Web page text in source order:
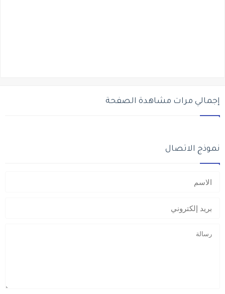
إجمالي مرات مشاهدة الصفحة
نموذج الاتصال